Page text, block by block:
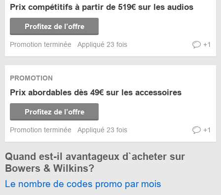
Prix compétitifs à partir de 519€ sur les audios
Profitez de l’offre
Promotion terminée Appliqué 23 fois +1
PROMOTION
Prix abordables dès 49€ sur les accessoires
Profitez de l’offre
Promotion terminée Appliqué 23 fois +1
Quand est-il avantageux d`acheter sur
Bowers & Wilkins?
Le nombre de codes promo par mois